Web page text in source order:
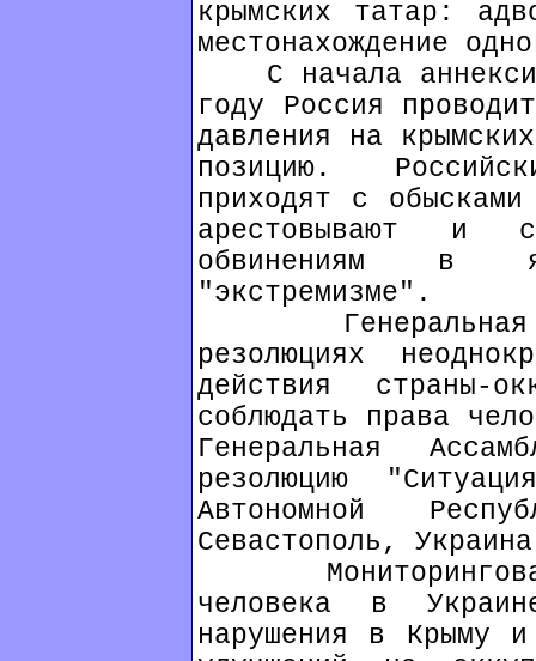
крымских татар:
местонахождение
С начала
году Россия
давления на
позицию.
приходят с
арестовывают и
обвинениям в
"экстремизме".
Генеральная
резолюциях
действия страны-
соблюдать права
Генеральная
резолюцию
Автономной
Севастополь,
человека в
нарушения в Крыму